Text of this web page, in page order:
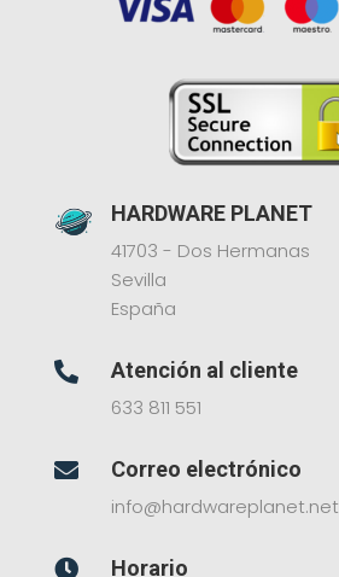
HARDWARE PLANET
41703 - Dos Hermanas
Sevilla
España

Atención al cliente
633 811 551

Correo electrónico
info@hardwareplanet.net
 Horario